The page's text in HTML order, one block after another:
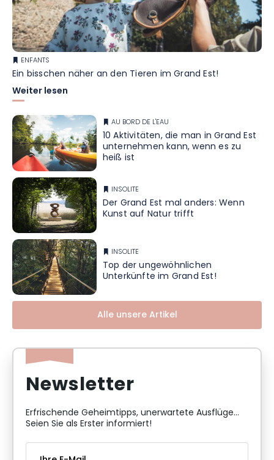
ENFANTS
Ein bisschen näher an den Tieren im Grand Est!
Weiter lesen
AU BORD DE L'EAU
10 Aktivitäten, die man in Grand Est
unternehmen kann, wenn es zu
heiß ist
INSOLITE
Der Grand Est mal anders: Wenn
Kunst auf Natur trifft
INSOLITE
Top der ungewöhnlichen
Unterkünfte im Grand Est!
Alle unsere Artikel
Newsletter
Erfrischende Geheimtipps, unerwartete Ausflüge...
Seien Sie als Erster informiert!